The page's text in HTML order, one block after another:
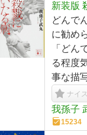
新装版
どんで
に勧め
「どん
る程度
事な描
ナイス
我孫子
15234